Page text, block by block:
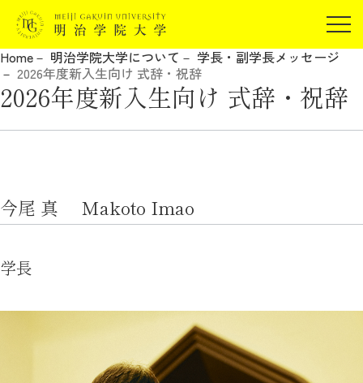
在学生の方
卒業生の方
報道関係の方
卒業生の方
Home 明治学院大学について
学長・副学長メッセージ
2026年度新入生向け 式辞・祝辞
2026年度新入生向け 式辞・祝辞
今尾 真 Makoto Imao
学長